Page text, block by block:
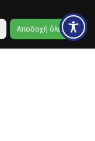
Αποδοχή όλων